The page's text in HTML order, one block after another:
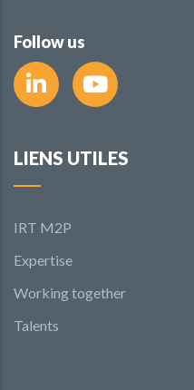
Follow us
LIENS UTILES
IRT M2P
Expertise
Working together
Talents